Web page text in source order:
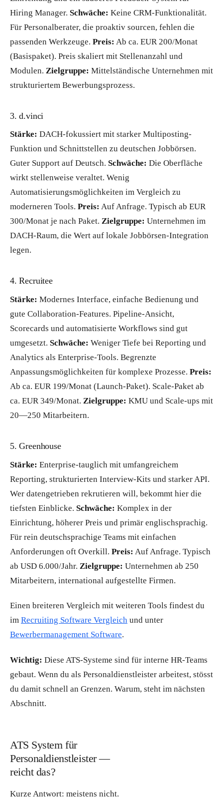
Hiring Manager. Schwäche: Keine CRM-Funktionalität.
Für Personalberater, die proaktiv sourcen, fehlen die
passenden Werkzeuge. Preis: Ab ca. EUR 200/Monat
(Basispaket). Preis skaliert mit Stellenanzahl und
Modulen. Zielgruppe: Mittelständische Unternehmen mit
strukturiertem Bewerbungsprozess.
3. d.vinci
Stärke: DACH-fokussiert mit starker Multiposting-
Funktion und Schnittstellen zu deutschen Jobbörsen.
Guter Support auf Deutsch. Schwäche: Die Oberfläche
wirkt stellenweise veraltet. Wenig
Automatisierungsmöglichkeiten im Vergleich zu
moderneren Tools. Preis: Auf Anfrage. Typisch ab EUR
300/Monat je nach Paket. Zielgruppe: Unternehmen im
DACH-Raum, die Wert auf lokale Jobbörsen-Integration
legen.
4. Recruitee
Stärke: Modernes Interface, einfache Bedienung und
gute Collaboration-Features. Pipeline-Ansicht,
Scorecards und automatisierte Workflows sind gut
umgesetzt. Schwäche: Weniger Tiefe bei Reporting und
Analytics als Enterprise-Tools. Begrenzte
Anpassungsmöglichkeiten für komplexe Prozesse. Preis:
Ab ca. EUR 199/Monat (Launch-Paket). Scale-Paket ab
ca. EUR 349/Monat. Zielgruppe: KMU und Scale-ups mit
20—250 Mitarbeitern.
5. Greenhouse
Stärke: Enterprise-tauglich mit umfangreichem
Reporting, strukturierten Interview-Kits und starker API.
Wer datengetrieben rekrutieren will, bekommt hier die
tiefsten Einblicke. Schwäche: Komplex in der
Einrichtung, höherer Preis und primär englischsprachig.
Für rein deutschsprachige Teams mit einfachen
Anforderungen oft Overkill. Preis: Auf Anfrage. Typisch
ab USD 6.000/Jahr. Zielgruppe: Unternehmen ab 250
Mitarbeitern, international aufgestellte Firmen.
Einen breiteren Vergleich mit weiteren Tools findest du
im Recruiting Software Vergleich und unter
Bewerbermanagement Software.
Wichtig: Diese ATS-Systeme sind für interne HR-Teams
gebaut. Wenn du als Personaldienstleister arbeitest, stösst
du damit schnell an Grenzen. Warum, steht im nächsten
Abschnitt.
ATS System für
Personaldienstleister —
reicht das?
Kurze Antwort: meistens nicht.